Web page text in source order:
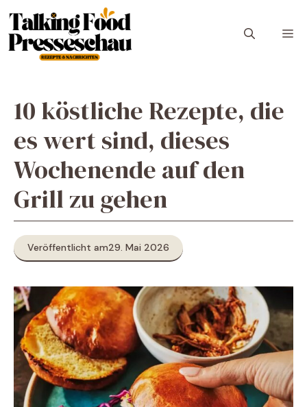
Inhalt
springen
10 köstliche Rezepte, die
es wert sind, dieses
Wochenende auf den
Grill zu gehen
Veröffentlicht am29. Mai 2026